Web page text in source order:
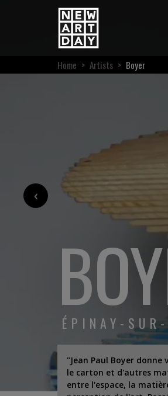
Home > Artists > Boyer
‹
ÉPINAY-SUR-
"Jean Paul Boyer
le carton et d'autres
entre l'espace, la